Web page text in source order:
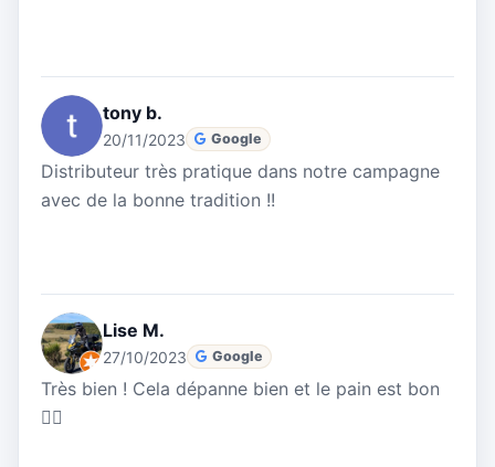
tony b.
20/11/2023 Google
Distributeur très pratique dans notre campagne
avec de la bonne tradition !!
Lise M.
27/10/2023 Google
Très bien ! Cela dépanne bien et le pain est bon
👌🏻